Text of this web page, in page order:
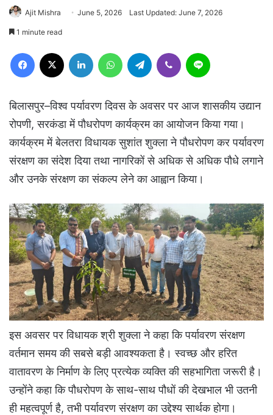
Ajit Mishra June 5, 2026 Last Updated: June 7, 2026
1 minute read
Facebook LinkedIn WhatsAppTelegram Viber
बिलासपुर–विश्व पर्यावरण दिवस के अवसर पर आज शासकीय उद्यान
रोपणी, सरकंडा में पौधरोपण कार्यक्रम का आयोजन किया गया।
कार्यक्रम में बेलतरा विधायक सुशांत शुक्ला ने पौधरोपण कर पर्यावरण
संरक्षण का संदेश दिया तथा नागरिकों से अधिक से अधिक पौधे लगाने
और उनके संरक्षण का संकल्प लेने का आह्वान किया।
इस अवसर पर विधायक श्री शुक्ला ने कहा कि पर्यावरण संरक्षण
वर्तमान समय की सबसे बड़ी आवश्यकता है। स्वच्छ और हरित
वातावरण के निर्माण के लिए प्रत्येक व्यक्ति की सहभागिता जरूरी है।
उन्होंने कहा कि पौधरोपण के साथ-साथ पौधों की देखभाल भी उतनी
ही महत्वपूर्ण है, तभी पर्यावरण संरक्षण का उद्देश्य सार्थक होगा।